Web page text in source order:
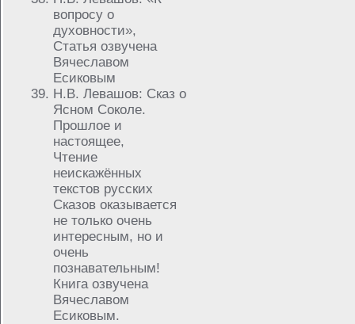
вопросу о
духовности»,
Статья озвучена
Вячеславом
Есиковым
Н.В. Левашов: Сказ о
Ясном Соколе.
Прошлое и
настоящее,
Чтение
неискажённых
текстов русских
Сказов оказывается
не только очень
интересным, но и
очень
познавательным!
Книга озвучена
Вячеславом
Есиковым.